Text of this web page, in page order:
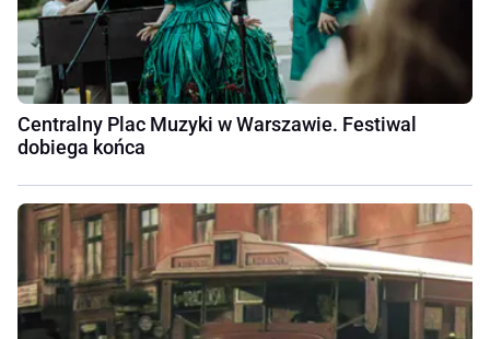
Centralny Plac Muzyki w Warszawie. Festiwal
dobiega końca